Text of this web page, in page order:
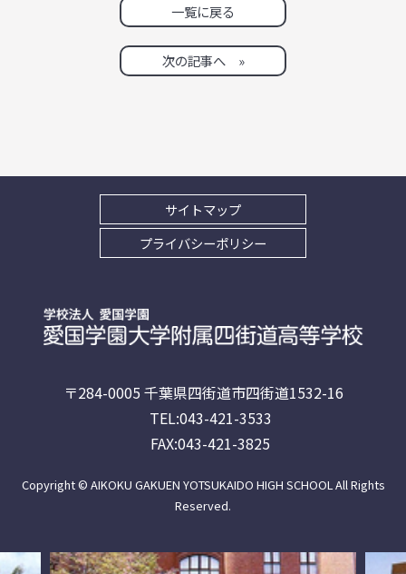
一覧に戻る
次の記事へ »
サイトマップ
プライバシーポリシー
〒284-0005 千葉県四街道市四街道1532-16
TEL:043-421-3533
FAX:043-421-3825
Copyright © AIKOKU GAKUEN YOTSUKAIDO HIGH SCHOOL All Rights
Reserved.